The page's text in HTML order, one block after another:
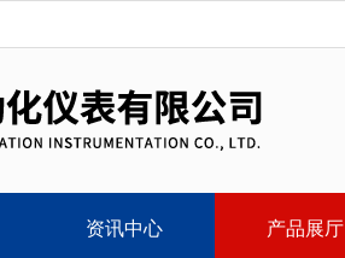
资讯中心 产品展厅